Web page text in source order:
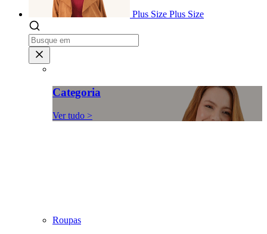
Plus Size Plus Size
Categoria
Ver tudo >
Roupas